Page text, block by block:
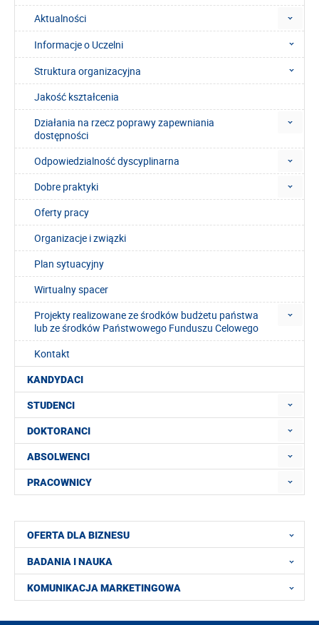
Aktualności
Informacje o Uczelni
Struktura organizacyjna
Jakość kształcenia
Działania na rzecz poprawy zapewniania
dostępności
Odpowiedzialność dyscyplinarna
Dobre praktyki
Oferty pracy
Organizacje i związki
Plan sytuacyjny
Wirtualny spacer
Projekty realizowane ze środków budżetu państwa
lub ze środków Państwowego Funduszu Celowego
Kontakt
KANDYDACI
STUDENCI
DOKTORANCI
ABSOLWENCI
PRACOWNICY
OFERTA DLA BIZNESU
BADANIA I NAUKA
KOMUNIKACJA MARKETINGOWA